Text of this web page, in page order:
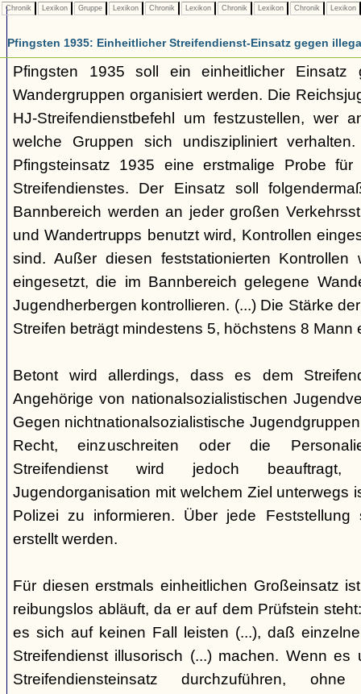
Chronik Lexikon Gruppe Lexikon Chronik Lexikon Chronik Lexikon Chronik Lexikon
Pfingsten 1935: Einheitlicher Streifendienst-Einsatz gegen
Pfingsten 1935 soll ein einheitlicher Einsatz
Wandergruppen organisiert werden. Die
HJ-Streifendienstbefehl um festzustellen, wer
welche Gruppen sich undiszipliniert
Pfingsteinsatz 1935 eine erstmalige Probe
Streifendienstes. Der Einsatz soll
Bannbereich werden an jeder großen
und Wandertrupps benutzt wird, Kontrollen
sind. Außer diesen feststationierten Kontrollen
eingesetzt, die im Bannbereich gelegene
Jugendherbergen kontrollieren. (...) Die Stärke
Streifen beträgt mindestens 5, höchstens 8 Mann
Betont wird allerdings, dass es dem
Angehörige von nationalsozialistischen
Gegen nichtnationalsozialistische
Recht, einzuschreiten oder die
Streifendienst wird jedoch beauftragt,
Jugendorganisation mit welchem Ziel unterwegs
Polizei zu informieren. Über jede
erstellt werden.
Für diesen erstmals einheitlichen Großeinsatz
reibungslos abläuft, da er auf dem Prüfstein
es sich auf keinen Fall leisten (...), daß
Streifendienst illusorisch (...) machen. Wenn es
Streifendiensteinsatz durchzuführen,